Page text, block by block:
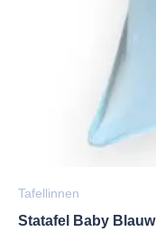
Tafellinnen
Statafel Baby Blauw